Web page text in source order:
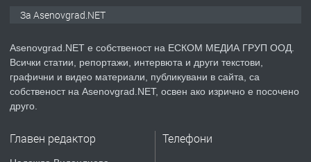
преди 2 години
ПРЕДЛАГА
Давам индивидуалани уроци по
За Asenovgrad.NET
Asenovgrad.NET е собственост на ЕСКОМ МЕДИА ГРУП ООД.
Всички статии, репортажи, интервюта и други текстови,
графични и видео материали, публикувани в сайта, са
собственост на Asenovgrad.NET, освен ако изрично е посочено
друго.
Главен редактор Телефони